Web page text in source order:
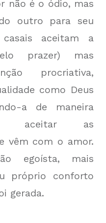
não é o ódio, mas
outro para seu
aceitam a
prazer) mas
procriativa,
como Deus
a de maneira
aceitar as
vêm com o amor.
egoísta, mais
próprio conforto
gerada.